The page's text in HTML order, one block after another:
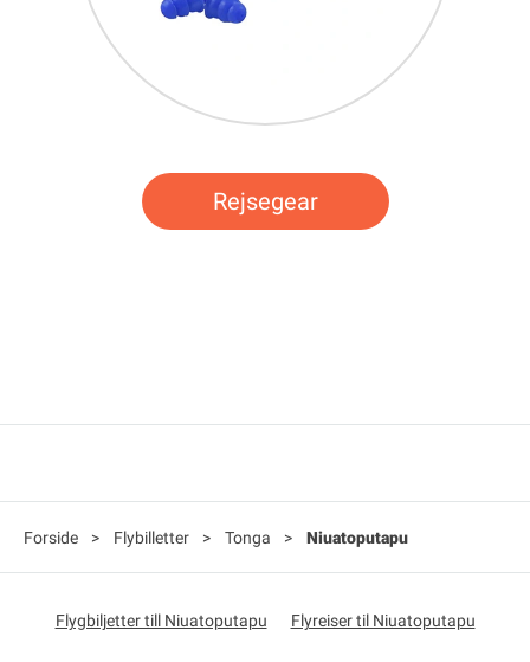
Rejsegear
Forside > Flybilletter > Tonga > Niuatoputapu
Flygbiljetter till Niuatoputapu Flyreiser til Niuatoputapu